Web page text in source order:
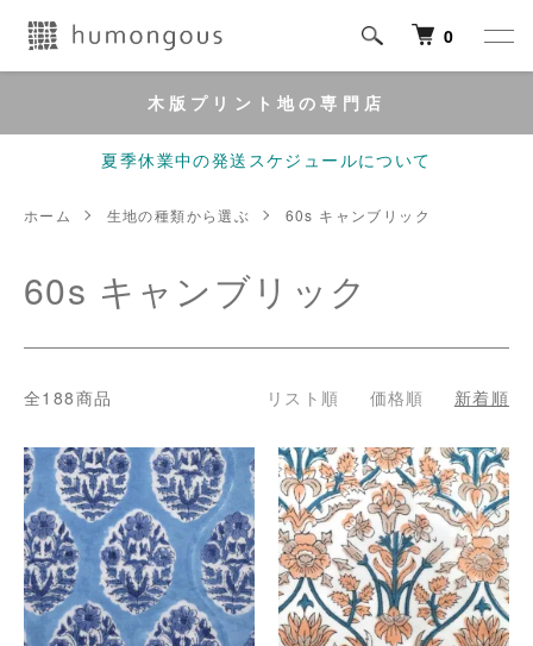
0
木版プリント地の専門店
夏季休業中の発送スケジュールについて
ホーム 生地の種類から選ぶ 60s キャンブリック
60s キャンブリック
全188商品 リスト順 価格順 新着順